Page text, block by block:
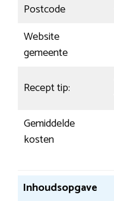
Postcode
Website
gemeente
Recept tip:
Gemiddelde
kosten
Inhoudsopgave